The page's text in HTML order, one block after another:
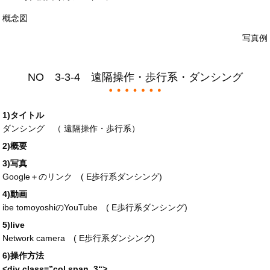
概念図
写真例
NO 3-3-4 遠隔操作・歩行系・ダンシング
1)タイトル
ダンシング （ 遠隔操作・歩行系）
2)概要
3)写真
Google＋のリンク ( E歩行系ダンシング)
4)動画
ibe tomoyoshiのYouTube ( E歩行系ダンシング)
5)live
Network camera ( E歩行系ダンシング)
6)操作方法